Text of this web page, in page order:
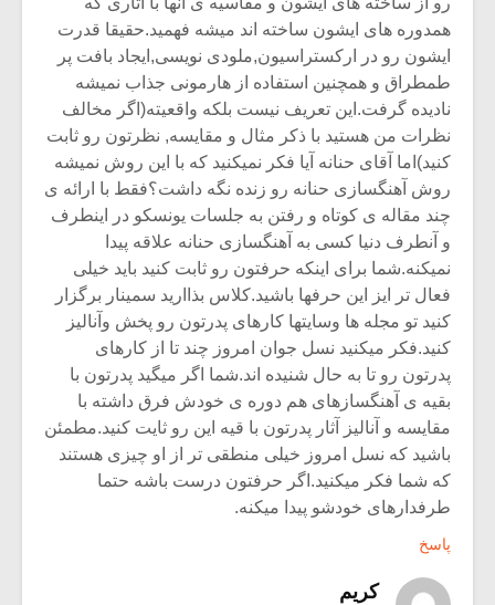
همدوره های ایشون ساخته اند میشه فهمید.حقیقا قدرت
ایشون رو در ارکستراسیون,ملودی نویسی,ایجاد بافت پر
طمطراق و همچنین استفاده از هارمونی جذاب نمیشه
نادیده گرفت.این تعریف نیست بلکه واقعیته(اگر مخالف
نظرات من هستید با ذکر مثال و مقایسه, نظرتون رو ثابت
کنید)اما آقای حنانه آیا فکر نمیکنید که با این روش نمیشه
روش آهنگسازی حنانه رو زنده نگه داشت؟فقط با ارائه ی
چند مقاله ی کوتاه و رفتن به جلسات یونسکو در اینطرف
و آنطرف دنیا کسی به آهنگسازی حنانه علاقه پیدا
نمیکنه.شما برای اینکه حرفتون رو ثابت کنید باید خیلی
فعال تر ایز این حرفها باشید.کلاس بذاارید سمینار برگزار
کنید تو مجله ها وسایتها کارهای پدرتون رو پخش وآنالیز
کنید.فکر میکنید نسل جوان امروز چند تا از کارهای
پدرتون رو تا به حال شنیده اند.شما اگر میگید پدرتون با
بقیه ی آهنگسازهای هم دوره ی خودش فرق داشته با
مقایسه و آنالیز آثار پدرتون با قیه این رو ثایت کنید.مطمئن
باشید که نسل امروز خیلی منطقی تر از او چیزی هستند
که شما فکر میکنید.اگر حرفتون درست باشه حتما
طرفدارهای خودشو پیدا میکنه.
پاسخ
کریم